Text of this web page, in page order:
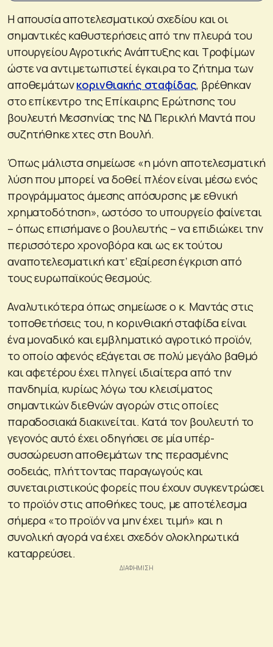
Η απουσία αποτελεσματικού σχεδίου και οι
σημαντικές καθυστερήσεις από την πλευρά του
υπουργείου Αγροτικής Ανάπτυξης και Τροφίμων
ώστε να αντιμετωπιστεί έγκαιρα το ζήτημα των
αποθεμάτωνκορινθιακής σταφίδας, βρέθηκαν
στο επίκεντρο της Επίκαιρης Ερώτησης του
βουλευτή Μεσσηνίας της ΝΔ Περικλή Μαντά που
συζητήθηκε χτες στη Βουλή.
Όπως μάλιστα σημείωσε «η μόνη αποτελεσματική
λύση που μπορεί να δοθεί πλέον είναι μέσω ενός
προγράμματος άμεσης απόσυρσης με εθνική
χρηματοδότηση», ωστόσο το υπουργείο φαίνεται
– όπως επισήμανε ο βουλευτής – να επιδιώκει την
περισσότερο χρονοβόρα και ως εκ τούτου
αναποτελεσματική κατ’ εξαίρεση έγκριση από
τους ευρωπαϊκούς θεσμούς.
Αναλυτικότερα όπως σημείωσε ο κ. Μαντάς στις
τοποθετήσεις του, η κορινθιακή σταφίδα είναι
ένα μοναδικό και εμβληματικό αγροτικό προϊόν,
το οποίο αφενός εξάγεται σε πολύ μεγάλο βαθμό
και αφετέρου έχει πληγεί ιδιαίτερα από την
πανδημία, κυρίως λόγω του κλεισίματος
σημαντικών διεθνών αγορών στις οποίες
παραδοσιακά διακινείται. Κατά τον βουλευτή το
γεγονός αυτό έχει οδηγήσει σε μία υπέρ-
συσσώρευση αποθεμάτων της περασμένης
σοδειάς, πλήττοντας παραγωγούς και
συνεταιριστικούς φορείς που έχουν συγκεντρώσει
το προϊόν στις αποθήκες τους, με αποτέλεσμα
σήμερα «το προϊόν να μην έχει τιμή» και η
συνολική αγορά να έχει σχεδόν ολοκληρωτικά
καταρρεύσει.